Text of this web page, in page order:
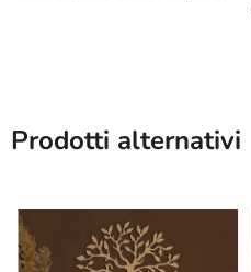
Prodotti alternativi